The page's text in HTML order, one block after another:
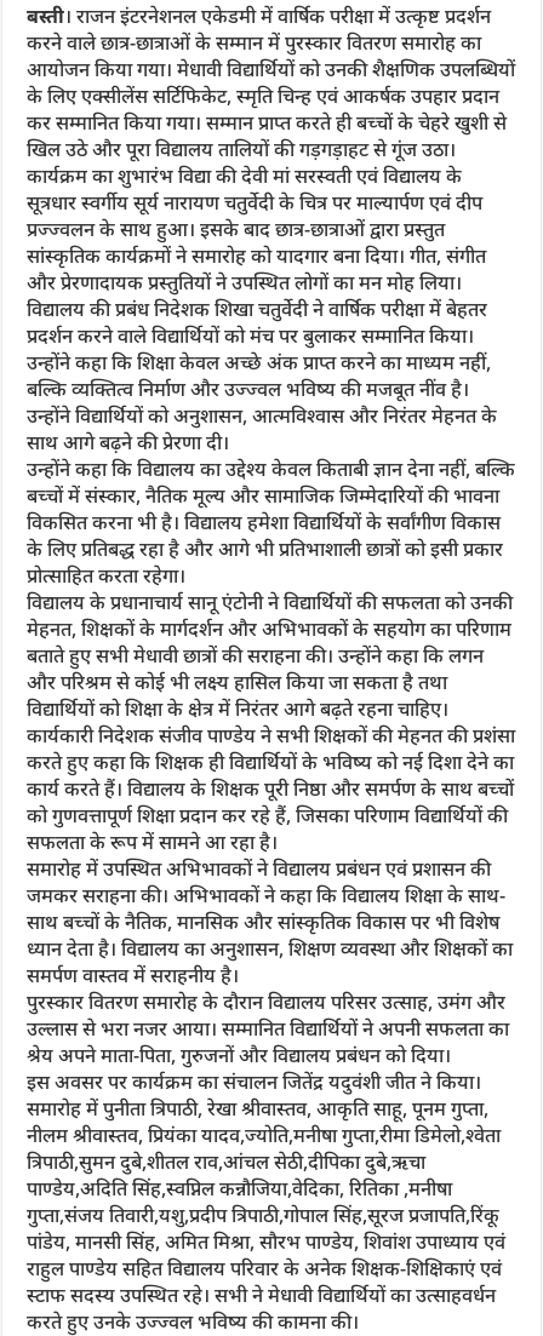
बस्ती। राजन इंटरनेशनल एकेडमी में वार्षिक परीक्षा में उत्कृष्ट प्रदर्शन
करने वाले छात्र-छात्राओं के सम्मान में पुरस्कार वितरण समारोह का
आयोजन किया गया। मेधावी विद्यार्थियों को उनकी शैक्षणिक उपलब्धियों
के लिए एक्सीलेंस सर्टिफिकेट, स्मृति चिन्ह एवं आकर्षक उपहार प्रदान
कर सम्मानित किया गया। सम्मान प्राप्त करते ही बच्चों के चेहरे खुशी से
खिल उठे और पूरा विद्यालय तालियों की गड़गड़ाहट से गूंज उठा।
कार्यक्रम का शुभारंभ विद्या की देवी मां सरस्वती एवं विद्यालय के
सूत्रधार स्वर्गीय सूर्य नारायण चतुर्वेदी के चित्र पर माल्यार्पण एवं दीप
प्रज्ज्वलन के साथ हुआ। इसके बाद छात्र-छात्राओं द्वारा प्रस्तुत
सांस्कृतिक कार्यक्रमों ने समारोह को यादगार बना दिया। गीत, संगीत
और प्रेरणादायक प्रस्तुतियों ने उपस्थित लोगों का मन मोह लिया।
विद्यालय की प्रबंध निदेशक शिखा चतुर्वेदी ने वार्षिक परीक्षा में बेहतर
प्रदर्शन करने वाले विद्यार्थियों को मंच पर बुलाकर सम्मानित किया।
उन्होंने कहा कि शिक्षा केवल अच्छे अंक प्राप्त करने का माध्यम नहीं,
बल्कि व्यक्तित्व निर्माण और उज्ज्वल भविष्य की मजबूत नींव है।
उन्होंने विद्यार्थियों को अनुशासन, आत्मविश्वास और निरंतर मेहनत के
साथ आगे बढ़ने की प्रेरणा दी।
उन्होंने कहा कि विद्यालय का उद्देश्य केवल किताबी ज्ञान देना नहीं, बल्कि
बच्चों में संस्कार, नैतिक मूल्य और सामाजिक जिम्मेदारियों की भावना
विकसित करना भी है। विद्यालय हमेशा विद्यार्थियों के सर्वांगीण विकास
के लिए प्रतिबद्ध रहा है और आगे भी प्रतिभाशाली छात्रों को इसी प्रकार
प्रोत्साहित करता रहेगा।
विद्यालय के प्रधानाचार्य सानू एंटोनी ने विद्यार्थियों की सफलता को उनकी
मेहनत, शिक्षकों के मार्गदर्शन और अभिभावकों के सहयोग का परिणाम
बताते हुए सभी मेधावी छात्रों की सराहना की। उन्होंने कहा कि लगन
और परिश्रम से कोई भी लक्ष्य हासिल किया जा सकता है तथा
विद्यार्थियों को शिक्षा के क्षेत्र में निरंतर आगे बढ़ते रहना चाहिए।
कार्यकारी निदेशक संजीव पाण्डेय ने सभी शिक्षकों की मेहनत की प्रशंसा
करते हुए कहा कि शिक्षक ही विद्यार्थियों के भविष्य को नई दिशा देने का
कार्य करते हैं। विद्यालय के शिक्षक पूरी निष्ठा और समर्पण के साथ बच्चों
को गुणवत्तापूर्ण शिक्षा प्रदान कर रहे हैं, जिसका परिणाम विद्यार्थियों की
सफलता के रूप में सामने आ रहा है।
समारोह में उपस्थित अभिभावकों ने विद्यालय प्रबंधन एवं प्रशासन की
जमकर सराहना की। अभिभावकों ने कहा कि विद्यालय शिक्षा के साथ-
साथ बच्चों के नैतिक, मानसिक और सांस्कृतिक विकास पर भी विशेष
ध्यान देता है। विद्यालय का अनुशासन, शिक्षण व्यवस्था और शिक्षकों का
समर्पण वास्तव में सराहनीय है।
पुरस्कार वितरण समारोह के दौरान विद्यालय परिसर उत्साह, उमंग और
उल्लास से भरा नजर आया। सम्मानित विद्यार्थियों ने अपनी सफलता का
श्रेय अपने माता-पिता, गुरुजनों और विद्यालय प्रबंधन को दिया।
इस अवसर पर कार्यक्रम का संचालन जितेंद्र यदुवंशी जीत ने किया।
समारोह में पुनीता त्रिपाठी, रेखा श्रीवास्तव, आकृति साहू, पूनम गुप्ता,
नीलम श्रीवास्तव, प्रियंका यादव,ज्योति,मनीषा गुप्ता,रीमा डिमेलो,श्वेता
त्रिपाठी,सुमन दुबे,शीतल राव,आंचल सेठी,दीपिका दुबे,ऋचा
पाण्डेय,अदिति सिंह,स्वप्निल कन्नौजिया,वेदिका, रितिका ,मनीषा
गुप्ता,संजय तिवारी,यशु,प्रदीप त्रिपाठी,गोपाल सिंह,सूरज प्रजापति,रिंकू
पांडेय, मानसी सिंह, अमित मिश्रा, सौरभ पाण्डेय, शिवांश उपाध्याय एवं
राहुल पाण्डेय सहित विद्यालय परिवार के अनेक शिक्षक-शिक्षिकाएं एवं
स्टाफ सदस्य उपस्थित रहे। सभी ने मेधावी विद्यार्थियों का उत्साहवर्धन
करते हुए उनके उज्ज्वल भविष्य की कामना की।